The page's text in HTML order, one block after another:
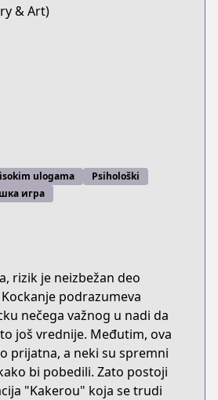
& Art)
ulogama
Psihološki
игра
rizik je neizbežan deo
podrazumeva
nečega važnog u nadi da
još vrednije. Međutim, ova
prijatna, a neki su spremni
bi pobedili. Zato postoji
"Kakerou" koja se trudi